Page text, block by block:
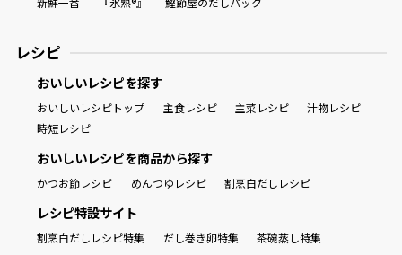
レシピ
おいしいレシピを探す
おいしいレシピトップ 主食レシピ 主菜レシピ
汁物レシピ
時短レシピ
おいしいレシピを商品から探す
かつお節レシピ めんつゆレシピ 割烹白だしレシピ
レシピ特設サイト
割烹白だしレシピ特集 だし巻き卵特集 茶碗蒸し特集